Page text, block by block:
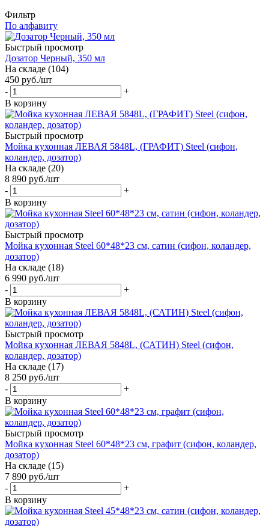
Фильтр
По алфавиту
Быстрый просмотр
Дозатор Черный, 350 мл
На складе (104)
450 руб./шт
-
+
В корзину
Быстрый просмотр
Мойка кухонная ЛЕВАЯ 5848L, (ГРАФИТ) Steel (сифон,
коландер, дозатор)
На складе (20)
8 890 руб./шт
-
+
В корзину
Быстрый просмотр
Мойка кухонная Steel 60*48*23 см, сатин (сифон, коландер,
дозатор)
На складе (18)
6 990 руб./шт
-
+
В корзину
Быстрый просмотр
Мойка кухонная ЛЕВАЯ 5848L, (САТИН) Steel (сифон,
коландер, дозатор)
На складе (17)
8 250 руб./шт
-
+
В корзину
Быстрый просмотр
Мойка кухонная Steel 60*48*23 см, графит (сифон, коландер,
дозатор)
На складе (15)
7 890 руб./шт
-
+
В корзину